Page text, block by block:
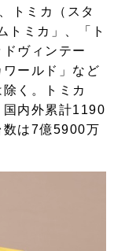
トミカ（スタ
トミカ」、「ト
ヴィンテー
ールド」など
く。トミカ
国内外累計1190
数は7億5900万